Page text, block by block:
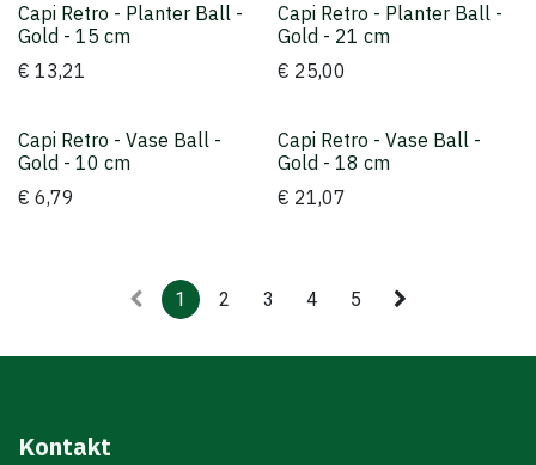
Capi Retro - Planter Ball -
Gold - 15 cm
€ 13,21
Capi Retro - Planter Ball -
Gold - 21 cm
€ 25,00
Capi Retro - Vase Ball -
Gold - 10 cm
€ 6,79
Capi Retro - Vase Ball -
Gold - 18 cm
€ 21,07
1 2 3 4 5
Kontakt